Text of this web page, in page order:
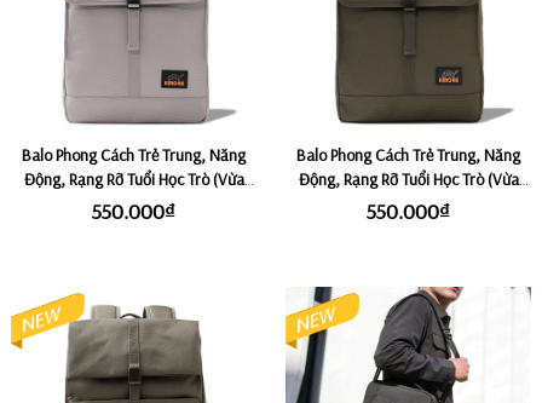
Balo Phong Cách Trẻ Trung, Năng
Động, Rạng Rỡ Tuổi Học Trò (Vừa
Laptop 14") KMORE VIOLET -
550.000₫
Balo Phong Cách Trẻ Trung, Năng
Động, Rạng Rỡ Tuổi Học Trò (Vừa
Laptop 14") KMORE VIOLET - Olive
550.000₫